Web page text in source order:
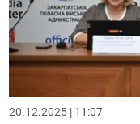
20.12.2025 | 11:07